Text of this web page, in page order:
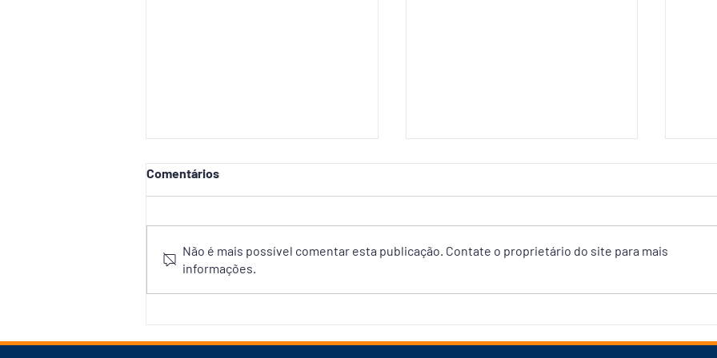
Plano de David prevê
BR-319 e parceria inédita
“Vamos tirar o Amazonas da
eixos de desenvolvimento
Comentários
Não é mais possível comentar esta publicação. Contate o proprietário do site para mais
informações.